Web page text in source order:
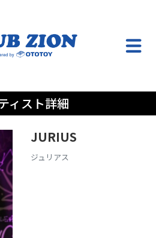
ィスト詳細
JURIUS
ジュリアス